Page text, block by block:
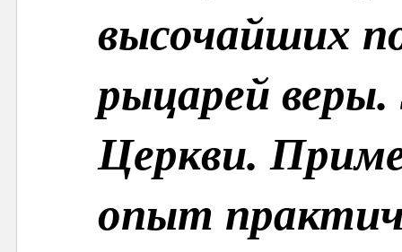
высочайших
рыцарей
Церкви.
опыт